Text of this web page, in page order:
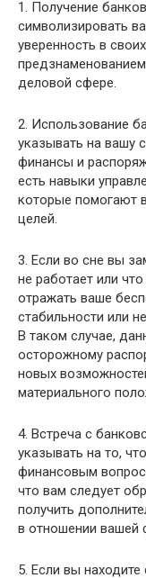
1. Получение
символизировать
уверенность в
деловой сфере.
2. Использование
указывать на вашу
финансы и
есть навыки
которые помогают
целей.
3. Если во сне вы
не работает или
отражать ваше
стабильности или
В таком случае,
осторожному
новых
материального
4. Встреча с
указывать на то,
финансовым
что вам следует
получить
в отношении вашей
5. Если вы